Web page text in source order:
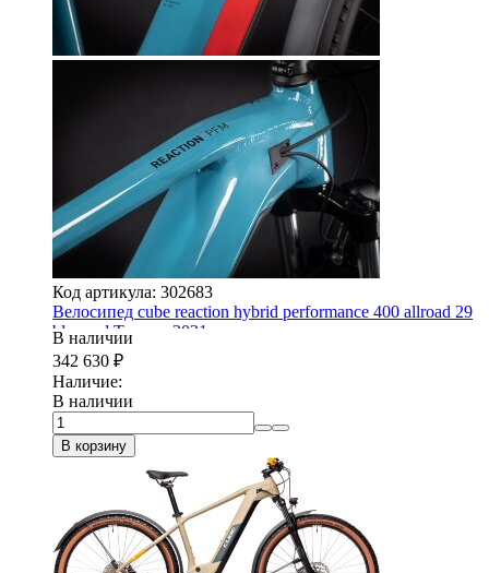
Код артикула: 302683
Велосипед cube reaction hybrid performance 400 allroad 29
blue-red Trapeze 2021
В наличии
342 630 ₽
Наличие:
В наличии
В корзину